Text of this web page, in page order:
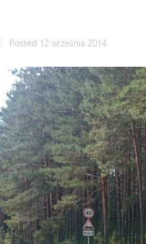
Posted 12 września 2014